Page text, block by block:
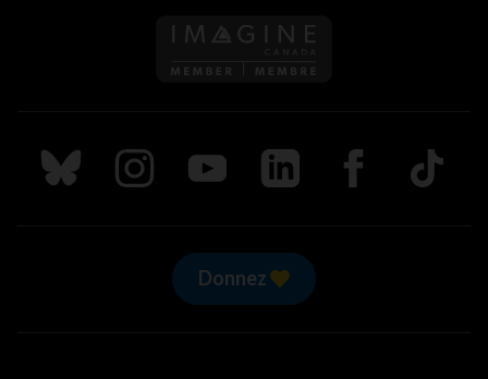
Suivez nous sur Bluesky
Suivez nous sur Instagram
Suivez nous sur Youtube
Suivez nous sur LinkedIn
Suivez nous sur
TikTok
Donnez